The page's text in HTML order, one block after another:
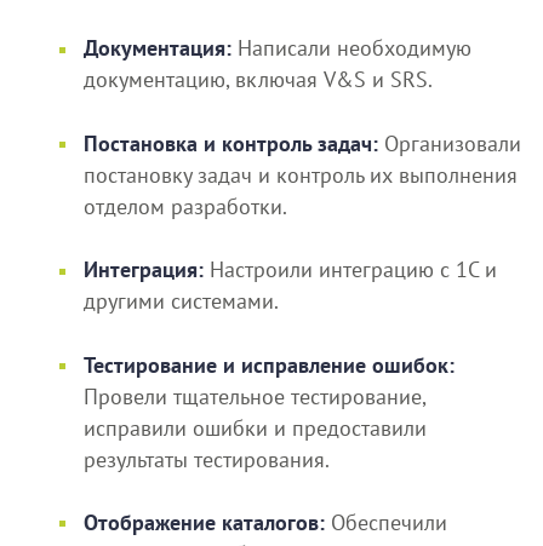
Документация:Написали необходимую
документацию, включая V&S и SRS.
Постановка и контроль задач:Организовали
постановку задач и контроль их выполнения
отделом разработки.
Интеграция:Настроили интеграцию с 1С и
другими системами.
Тестирование и исправление ошибок:
Провели тщательное тестирование,
исправили ошибки и предоставили
результаты тестирования.
Отображение каталогов:Обеспечили